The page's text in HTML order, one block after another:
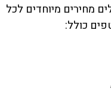
מחירים מיוחדים לכל
כולל: